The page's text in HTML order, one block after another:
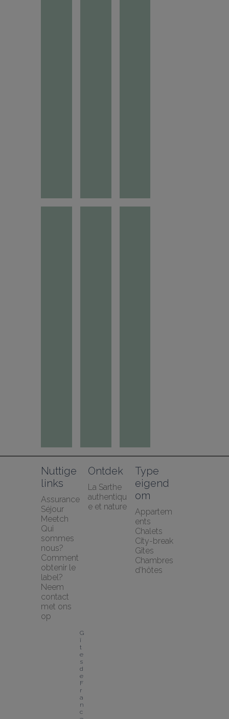
Nuttige
links
Assurance
Séjour
Meetch
Qui
sommes
nous?
Comment
obtenir le
label?
Neem
contact
met ons
op
Ontdek
La Sarthe
authentiqu
e et nature
Type
eigend
om
Appartem
ents
Chalets
City-break
Gîtes
Chambres
d'hôtes
G
î
t
e
s
d
e
F
r
a
n
c